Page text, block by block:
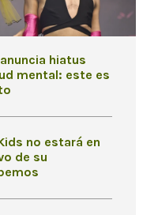
hiatus
mental: este es
no estará en
de su